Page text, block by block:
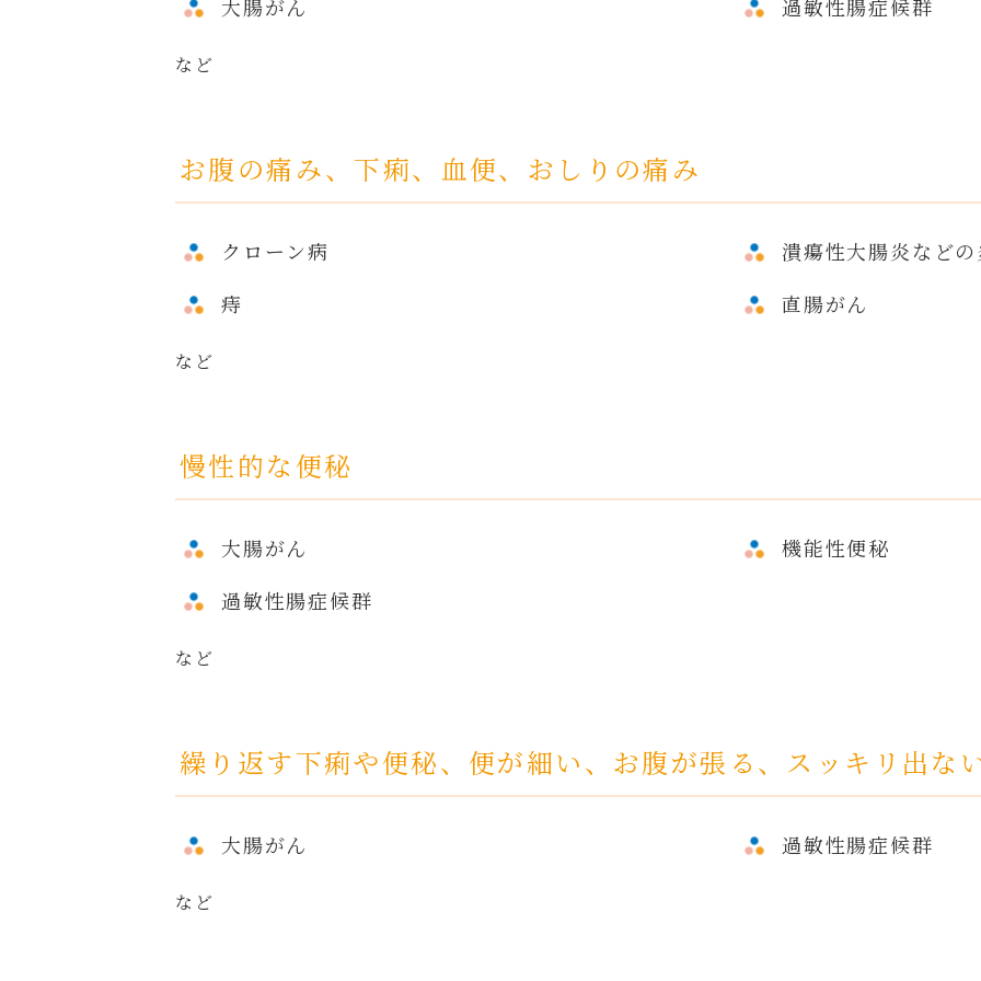
大腸がん 過敏性腸症候群
など
お腹の痛み、下痢、血便、おしりの痛み
クローン病
潰瘍性大腸炎など
痔
直腸がん
など
慢性的な便秘
大腸がん
機能性便秘
過敏性腸症候群
など
繰り返す下痢や便秘、便が細い、お腹が張る、スッキリ出な
大腸がん 過敏性腸症候群
など